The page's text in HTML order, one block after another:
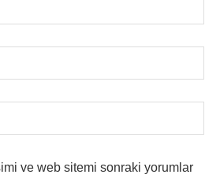
ve web sitemi sonraki yorumlar